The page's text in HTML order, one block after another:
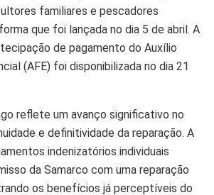
familiares e pescadores
que foi lançada no dia 5 de abril. A
de pagamento do Auxílio
(AFE) foi disponibilizada no dia 21
reflete um avanço significativo no
e definitividade da reparação. A
indenizatórios individuais
da Samarco com uma reparação
os benefícios já perceptíveis do